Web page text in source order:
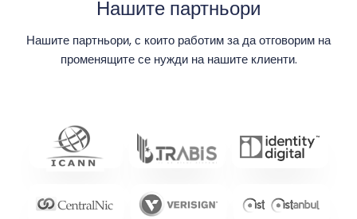
Нашите партньори
Нашите партньори, с които работим за да отговорим на
променящите се нужди на нашите клиенти.